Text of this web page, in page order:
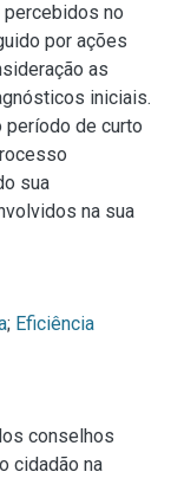
no
por ações
as
iniciais.
período de curto
sua
na sua
; Eficiência
conselhos
cidadão na